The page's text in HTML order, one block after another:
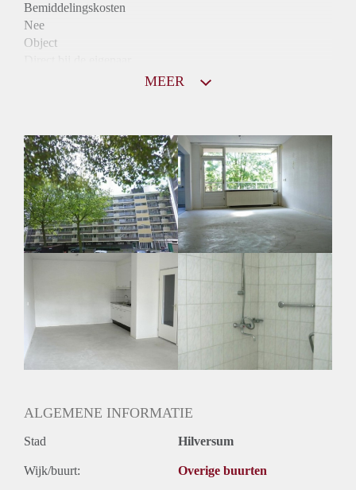
Bemiddelingskosten
Nee
Object
Huurtoeslag
Mogelijk
Inkomen eis
N.V.T.
Huurtermijn
Onbepaalde termijn
Oplevering
MEER
ALGEMENE INFORMATIE
Stad Hilversum
Wijk/buurt: Overige buurten